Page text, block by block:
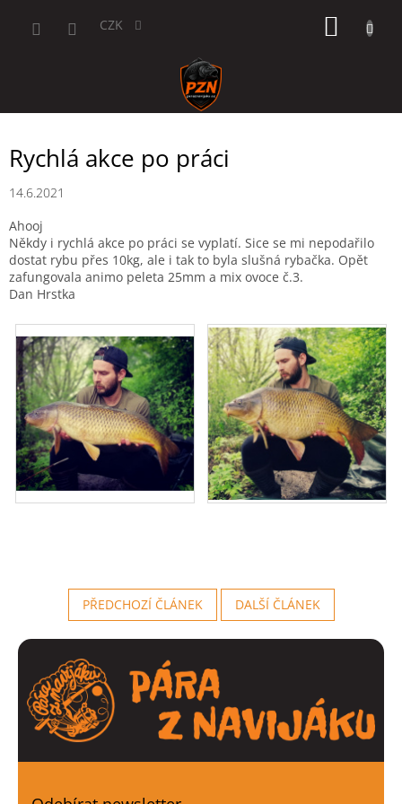
CZK
Rychlá akce po práci
14.6.2021
Ahooj
Někdy i rychlá akce po práci se vyplatí. Sice se mi nepodařilo
dostat rybu přes 10kg, ale i tak to byla slušná rybačka. Opět
zafungovala animo peleta 25mm a mix ovoce č.3.
Dan Hrstka
PŘEDCHOZÍ ČLÁNEK DALŠÍ ČLÁNEK